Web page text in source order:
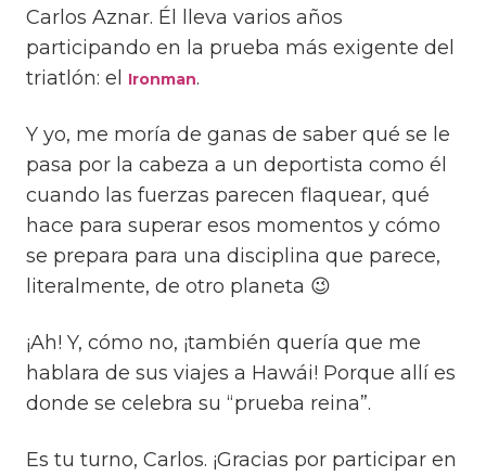
Carlos Aznar. Él lleva varios años
participando en la prueba más exigente del
triatlón: el
Ironman.
Y yo, me moría de ganas de saber qué se le
pasa por la cabeza a un deportista como él
cuando las fuerzas parecen flaquear, qué
hace para superar esos momentos y cómo
se prepara para una disciplina que parece,
literalmente, de otro planeta 😉
¡Ah! Y, cómo no, ¡también quería que me
hablara de sus viajes a Hawái! Porque allí es
donde se celebra su “prueba reina”.
Es tu turno, Carlos. ¡Gracias por participar en